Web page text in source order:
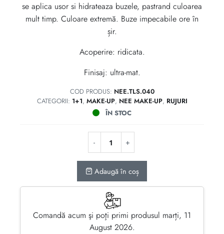
se aplica usor si hidrateaza buzele, pastrand culoarea
mult timp. Culoare extremă. Buze impecabile ore în
șir.
Acoperire: ridicata.
Finisaj: ultra-mat.
COD PRODUS: NEE.TLS.040
CATEGORII: 1+1, MAKE-UP, NEE MAKE-UP, RUJURI
ÎN STOC
Adaugă în coș
Comandă acum şi poţi primi produsul marți, 11
August 2026.